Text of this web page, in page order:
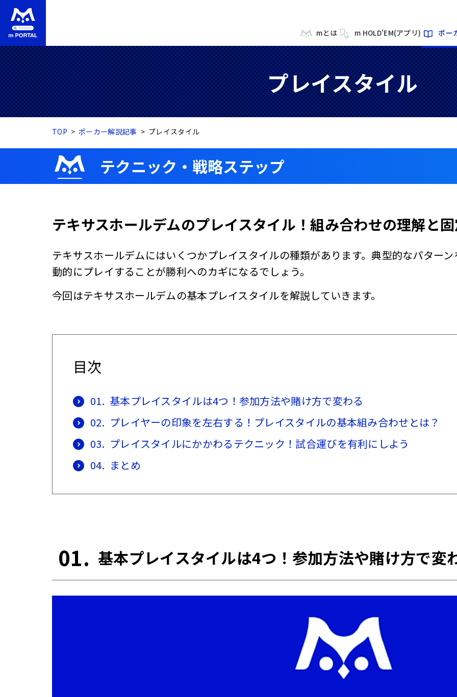
mとは m HOLD'EM(アプリ) ポー
プレイスタイル
TOP ポーカー解説記事 プレイスタイル
テクニック・戦略ステップ
テキサスホールデムのプレイスタイル！組み合わせの理解と
テキサスホールデムにはいくつかプレイスタイルの種類があります。典型的なパター
動的にプレイすることが勝利へのカギになるでしょう。
今回はテキサスホールデムの基本プレイスタイルを解説していきます。
目次
01. 基本プレイスタイルは4つ！参加方法や賭け方で変わる
02. プレイヤーの印象を左右する！プレイスタイルの基本組み合わせとは？
03. プレイスタイルにかかわるテクニック！試合運びを有利にしよう
04. まとめ
01. 基本プレイスタイルは4つ！参加方法や賭け方で変